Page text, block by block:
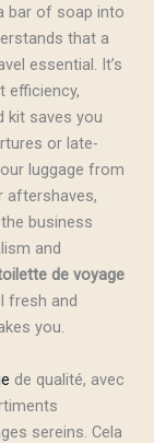
bar of soap into
that a
essential. It’s
efficiency,
kit saves you
or late-
luggage from
aftershaves,
business
and
de voyage
fresh and
you.
de qualité, avec
sereins. Cela